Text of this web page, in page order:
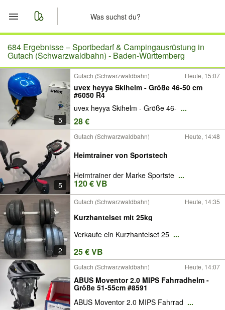
Start
Merkliste
Nachrichten
Anzeige aufgeben
684 Ergebnisse –Sportbedarf & Campingausrüstung in
Gutach (Schwarzwaldbahn) - Baden-Württemberg
5
Gutach (Schwarzwaldbahn) Heute, 15:07
uvex heyya Skihelm - Größe 46-50 cm
#6050 R4
uvex heyya Skihelm - Größe 46- ...
28 €
5
Gutach (Schwarzwaldbahn) Heute, 14:48
Heimtrainer von Sportstech
Heimtrainer der Marke Sportste ...
120 € VB
2
Gutach (Schwarzwaldbahn) Heute, 14:35
Kurzhantelset mit 25kg
Verkaufe ein Kurzhantelset 25 ...
25 € VB
Gutach (Schwarzwaldbahn) Heute, 14:07
ABUS Moventor 2.0 MIPS Fahrradhelm -
Größe 51-55cm #8591
ABUS Moventor 2.0 MIPS Fahrrad ...